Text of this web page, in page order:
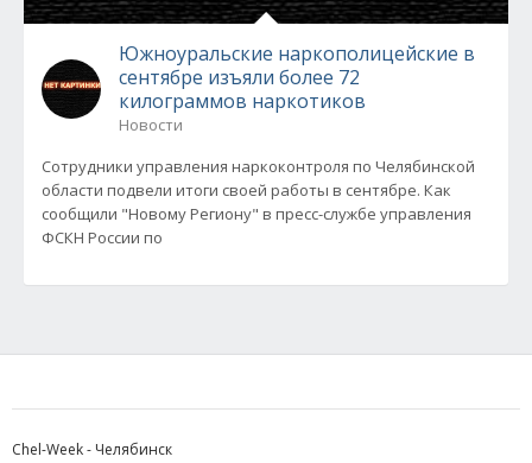
Южноуральские наркополицейские в
сентябре изъяли более 72
килограммов наркотиков
Новости
Сотрудники управления наркоконтроля по Челябинской
области подвели итоги своей работы в сентябре. Как
сообщили "Новому Региону" в пресс-службе управления
ФСКН России по
Chel-Week - Челябинск